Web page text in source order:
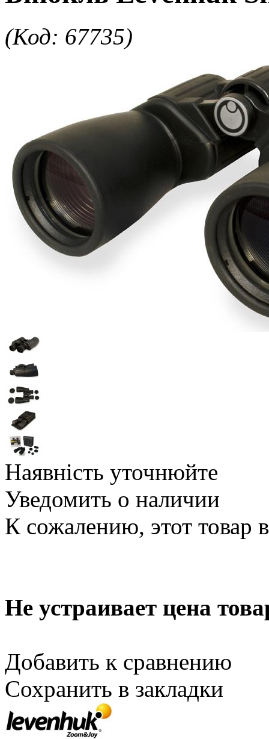
(Код: 67735)
Наявність уточнюйте
Уведомить о наличии
К сожалению, этот товар
Не устраивает цена
Добавить к сравнению
Сохранить в закладки